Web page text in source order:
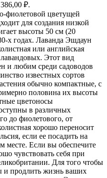
₽.
фиолетовой цветущей
для создания низкой
высоты 50 см (20
х годах. Лаванда Эшдаун
или английская
лавандовых. Этот вид
и любим среди садоводов
известных сортов
обычно компактные, с
половина их высоты
цветоносы
в различных
до фиолетового, от
хорошо переносит
если ее посадить на
месте. Если вы обеспечите
чувствовать себя при
Для того чтобы
и продлить жизнь ваших